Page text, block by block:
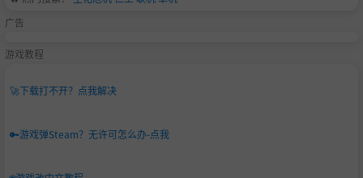
广告
游戏教程
🚀下载打不开？点我解决
🔑游戏弹Steam？无许可怎么办-点我